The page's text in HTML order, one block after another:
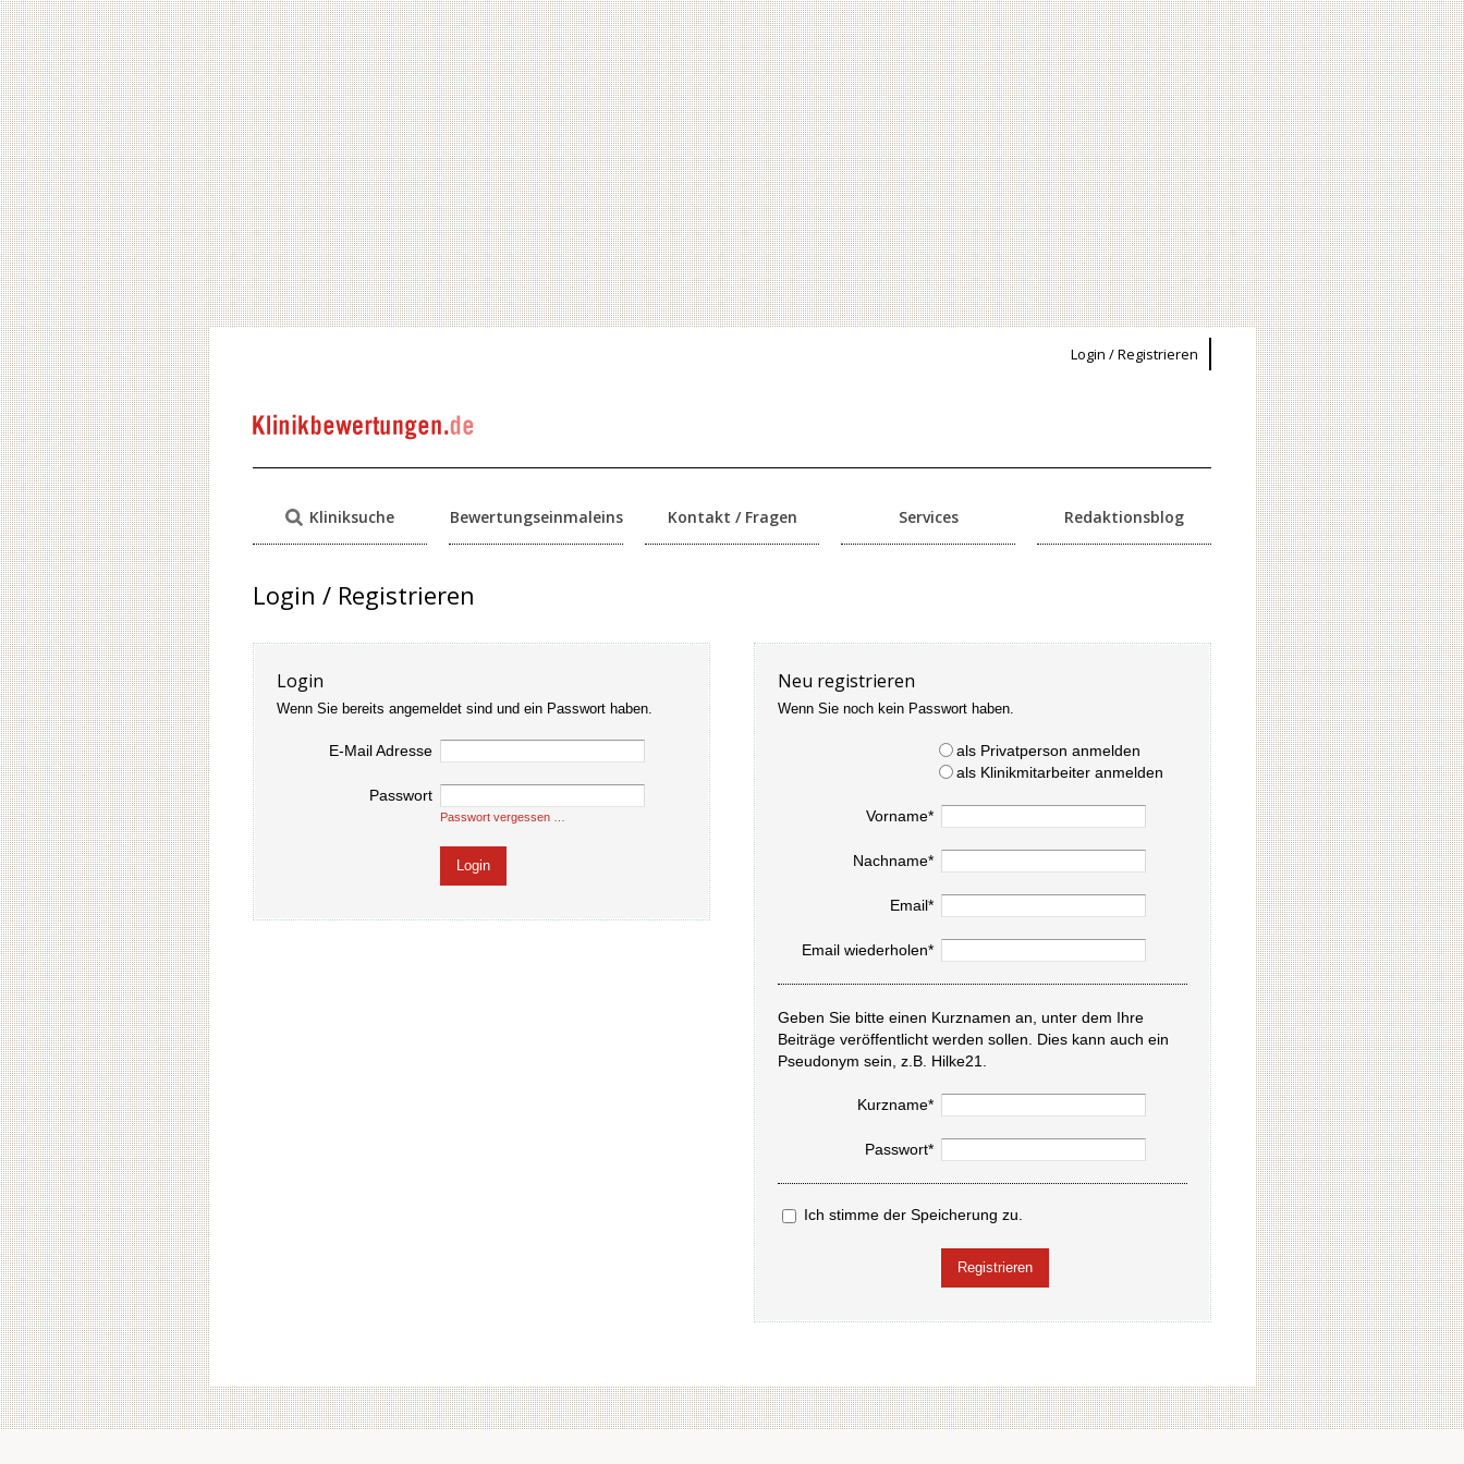
Login / Registrieren
Kliniksuche Bewertungseinmaleins Kontakt / Fragen Services Redaktionsblog
Login / Registrieren
Login
Wenn Sie bereits angemeldet sind und ein Passwort haben.
E-Mail Adresse
Passwort
Passwort vergessen …
Neu registrieren
Wenn Sie noch kein Passwort haben.
als Privatperson anmelden
als Klinikmitarbeiter anmelden
Vorname*
Nachname*
Email*
Email wiederholen*
Geben Sie bitte einen Kurznamen an, unter dem Ihre
Beiträge veröffentlicht werden sollen. Dies kann auch ein
Pseudonym sein, z.B. Hilke21.
Kurzname*
Passwort*
Ich stimme der Speicherung zu.